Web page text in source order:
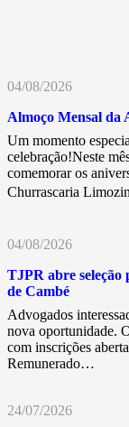
04/08/2026
Almoço Mensal da
Um momento
celebração!Neste
comemorar os
Churrascaria
04/08/2026
TJPR abre
de Cambé
Advogados
nova oportunidade.
com inscrições
Remunerado…
24/07/2026